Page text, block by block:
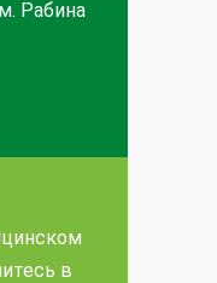
Рабина
в